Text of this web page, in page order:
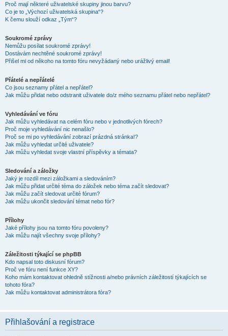
Proč mají některé uživatelské skupiny jinou barvu?
Co je to „Výchozí uživatelská skupina“?
K čemu slouží odkaz „Tým“?
Soukromé zprávy
Nemůžu posílat soukromé zprávy!
Dostávám nechtěné soukromé zprávy!
Přišel mi od někoho na tomto fóru nevyžádaný nebo urážlivý email!
Přátelé a nepřátelé
Co jsou seznamy přátel a nepřátel?
Jak můžu přidat nebo odstranit uživatele do/z mého seznamu přátel nebo nepřátel?
Vyhledávání ve fóru
Jak můžu vyhledávat na celém fóru nebo v jednotlivých fórech?
Proč moje vyhledávání nic nenašlo?
Proč se mi po vyhledávání zobrazí prázdná stránka!?
Jak můžu vyhledat určité uživatele?
Jak můžu vyhledat svoje vlastní příspěvky a témata?
Sledování a záložky
Jaký je rozdíl mezi záložkami a sledováním?
Jak můžu přidat určité téma do záložek nebo téma začít sledovat?
Jak můžu začít sledovat určité fórum?
Jak můžu ukončit sledování témat nebo fór?
Přílohy
Jaké přílohy jsou na tomto fóru povoleny?
Jak můžu najít všechny svoje přílohy?
Záležitosti týkající se phpBB
Kdo napsal toto diskusní fórum?
Proč ve fóru není funkce XY?
Koho mám kontaktovat ohledně stížnosti a/nebo právních záležitostí týkajících se
tohoto fóra?
Jak můžu kontaktovat administrátora fóra?
Přihlašování a registrace